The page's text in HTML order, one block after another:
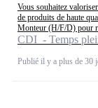
Vous souhaitez
de produits de haute
Monteur (H/F/D) pour
CDI - Temps
Publié il y a plus de 30